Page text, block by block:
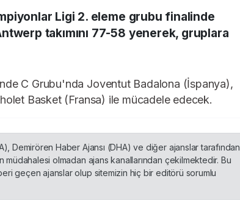
Ligi 2. eleme grubu finalinde
takımını 77-58 yenerek, gruplara
C Grubu'nda Joventut Badalona (İspanya),
Basket (Fransa) ile mücadele edecek.
Demirören Haber Ajansı (DHA) ve diğer ajanslar tarafından
olmadan ajans kanallarından çekilmektedir. Bu
geçen ajanslar olup sitemizin hiç bir editörü sorumlu